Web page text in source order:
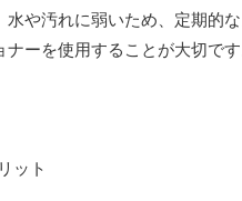
や汚れに弱いため、定期的
ーを使用することが大切です